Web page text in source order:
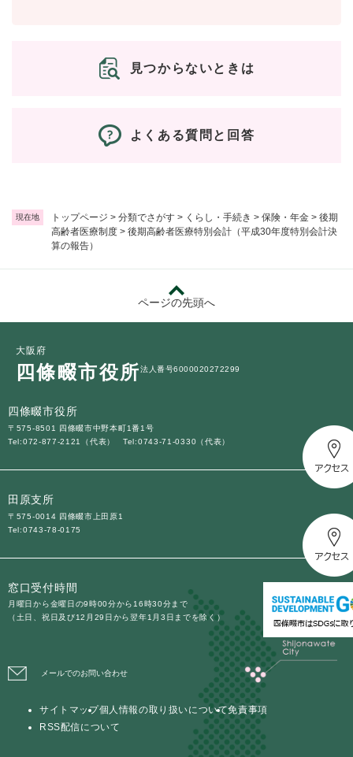
現在地 トップページ > 分類でさがす > くらし・手続き > 保険・年金 > 後期
高齢者医療制度 > 後期高齢者医療特別会計（平成30年度特別会計決
算の報告）
見つからないときは
よくある質問と回答
ページの先頭へ
大阪府
四條畷市役所法人番号6000020272299
四條畷市役所
〒575-8501 四條畷市中野本町1番1号
Tel:072-877-2121（代表）
Tel:0743-71-0330（代表）
田原支所
〒575-0014 四條畷市上田原1
Tel:0743-78-0175
窓口受付時間
月曜日から金曜日の9時00分から16時30分まで
（土日、祝日及び12月29日から翌年1月3日までを除く）
メールでのお問い合わせ
サイトマップ個人情報の取り扱いについて免責事項
RSS配信について